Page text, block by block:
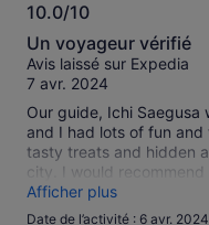
10.0/10
10.0
sur
10
Un voyageur vérifié
Avis laissé sur Expedia
7 avr. 2024
Our guide, Ichi
and I had lots of fun
tasty treats and hidden
city. I would
5-Star experience.
Afficher plus
Date de l’activité : 6 avr. 2024